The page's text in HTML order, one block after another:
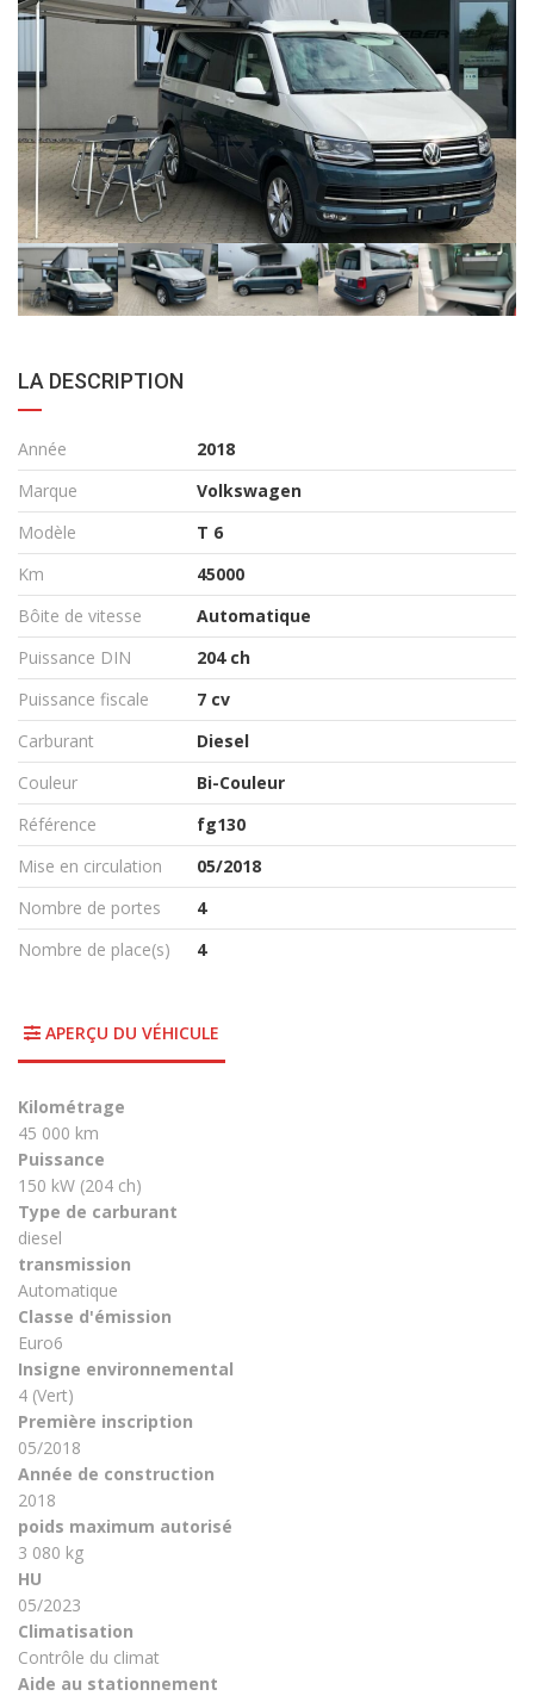
LA DESCRIPTION
Année
2018
Marque
Volkswagen
Modèle
T 6
Km
45000
Bôite de vitesse
Automatique
Puissance DIN
204 ch
Puissance fiscale
7 cv
Carburant
Diesel
Couleur
Bi-Couleur
Référence
fg130
Mise en circulation
05/2018
Nombre de portes
4
Nombre de place(s)
4
APERÇU DU VÉHICULE
Kilométrage
45 000 km
Puissance
150 kW (204 ch)
Type de carburant
diesel
transmission
Automatique
Classe d'émission
Euro6
Insigne environnemental
4 (Vert)
Première inscription
05/2018
Année de construction
2018
poids maximum autorisé
3 080 kg
HU
05/2023
Climatisation
Contrôle du climat
Aide au stationnement